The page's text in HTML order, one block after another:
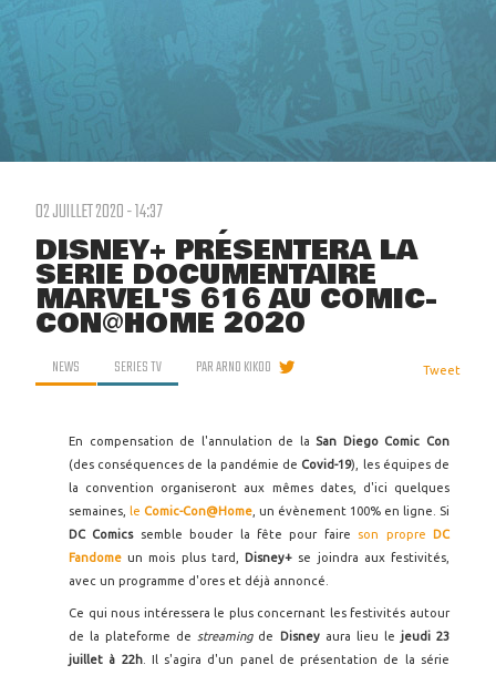
02 JUILLET 2020 - 14:37
DISNEY+ PRÉSENTERA LA
SÉRIE DOCUMENTAIRE
MARVEL'S 616 AU COMIC-
CON@HOME 2020
NEWS SERIES TV PARARNO KIKOO Tweet
En compensation de l'annulation de la San Diego Comic Con
(des conséquences de la pandémie de Covid-19), les équipes de
la convention organiseront aux mêmes dates, d'ici quelques
semaines, le Comic-Con@Home , un évènement 100% en ligne. Si
DC Comics semble bouder la fête pour faire son propreDC
Fandome un mois plus tard, Disney+ se joindra aux festivités,
avec un programme d'ores et déjà annoncé.
Ce qui nous intéressera le plus concernant les festivités autour
de la plateforme de streaming de Disney aura lieu le jeudi 23
juillet à 22h. Il s'agira d'un panel de présentation de la série